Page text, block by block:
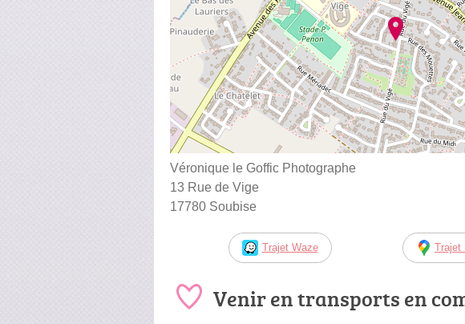
Véronique le Goffic Photographe
13 Rue de Vige
17780 Soubise
Trajet Waze Trajet
Venir en transports en